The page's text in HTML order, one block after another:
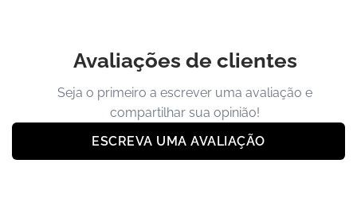
Avaliações de clientes
Seja o primeiro a escrever uma avaliação e
compartilhar sua opinião!
ESCREVA UMA AVALIAÇÃO